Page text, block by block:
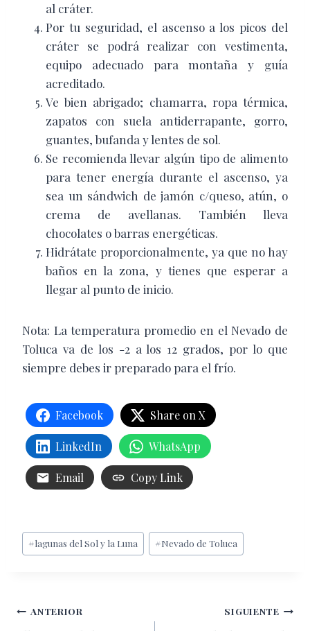
al cráter.
Por tu seguridad, el ascenso a los picos del
cráter se podrá realizar con vestimenta,
equipo adecuado para montaña y guía
acreditado.
Ve bien abrigado; chamarra, ropa térmica,
zapatos con suela antiderrapante, gorro,
guantes, bufanda y lentes de sol.
Se recomienda llevar algún tipo de alimento
para tener energía durante el ascenso, ya
sea un sándwich de jamón c/queso, atún, o
crema de avellanas. También lleva
chocolates o barras energéticas.
Hidrátate proporcionalmente, ya que no hay
baños en la zona, y tienes que esperar a
llegar al punto de inicio.
Nota: La temperatura promedio en el Nevado de
Toluca va de los -2 a los 12 grados, por lo que
siempre debes ir preparado para el frío.
Facebook Share on X
LinkedIn WhatsApp
Email Copy Link
Etiquetas
de
#lagunas del Sol y la Luna #Nevado de Toluca
Navegación
ANTERIOR SIGUIENTE